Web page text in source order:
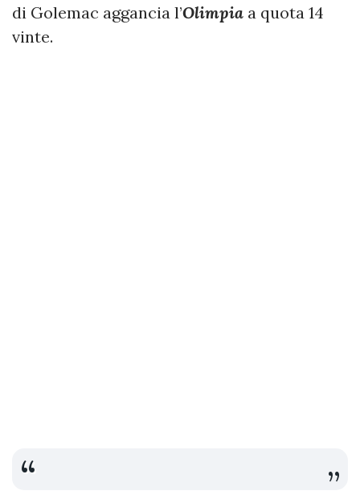
di Golemac aggancia l’Olimpia a quota 14
vinte.